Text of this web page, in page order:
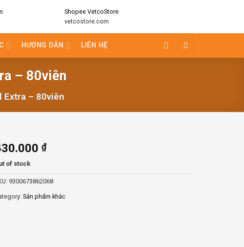
Shopee VetcoStore
vetcostore.com
HƯỚNG DẪN LIÊN HỆ
– 80viên
Extra – 80viên
₫
of stock
9300673862068
Sản phẩm khác